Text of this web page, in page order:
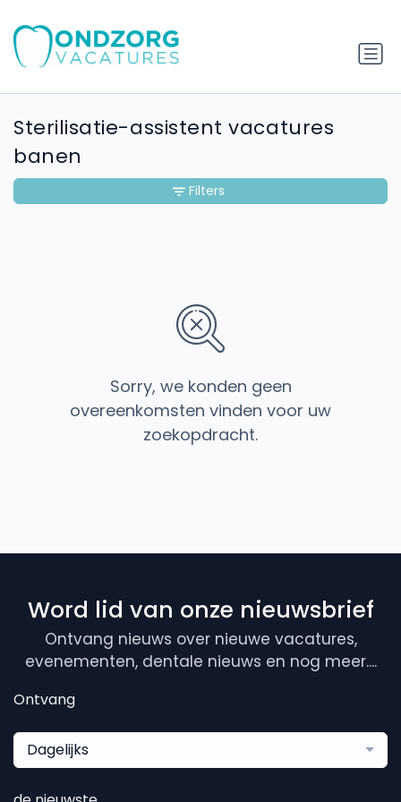
Sterilisatie-assistent vacatures
banen
Sorry, we konden geen
overeenkomsten vinden voor uw
zoekopdracht.
Filters
Word lid van onze nieuwsbrief
Ontvang nieuws over nieuwe vacatures,
evenementen, dentale nieuws en nog meer....
Ontvang
Dagelijks